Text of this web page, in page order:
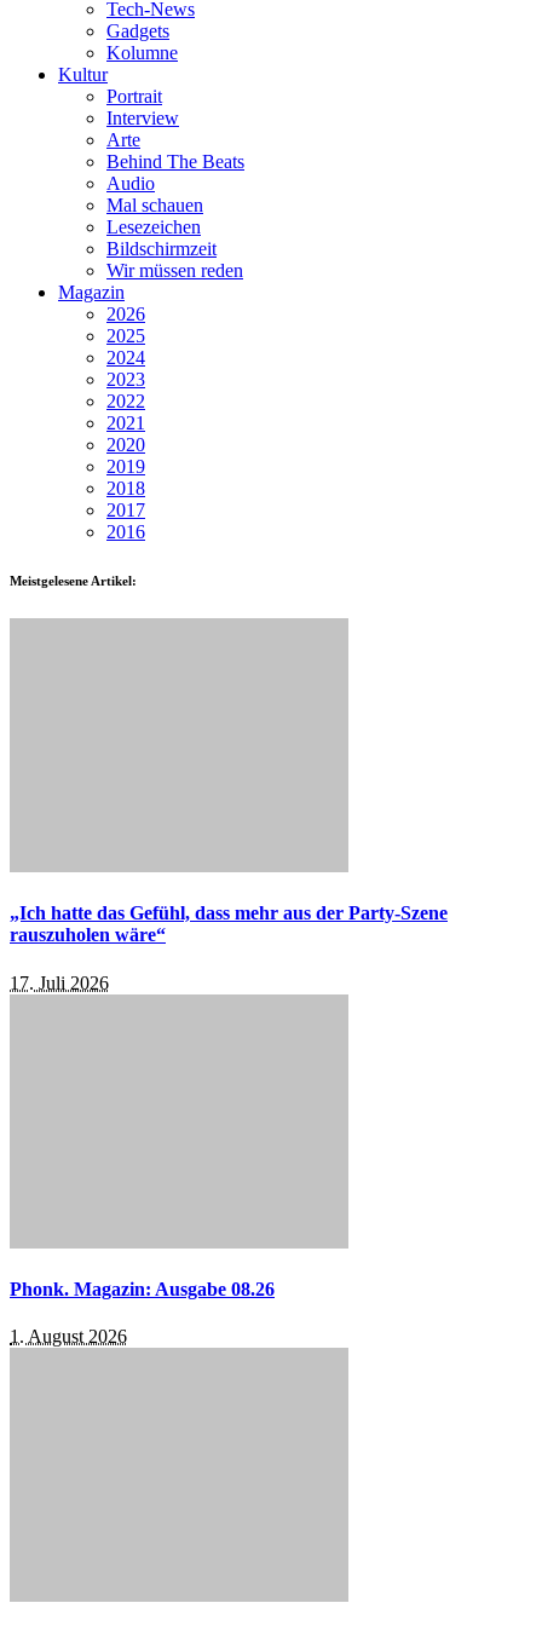
Tech-News
Gadgets
Kolumne
Kultur
Portrait
Interview
Arte
Behind The Beats
Audio
Mal schauen
Lesezeichen
Bildschirmzeit
Wir müssen reden
Magazin
2026
2025
2024
2023
2022
2021
2020
2019
2018
2017
2016
Meistgelesene Artikel:
„Ich hatte das Gefühl, dass mehr aus der Party-Szene
rauszuholen wäre“
17. Juli 2026
Phonk. Magazin: Ausgabe 08.26
1. August 2026